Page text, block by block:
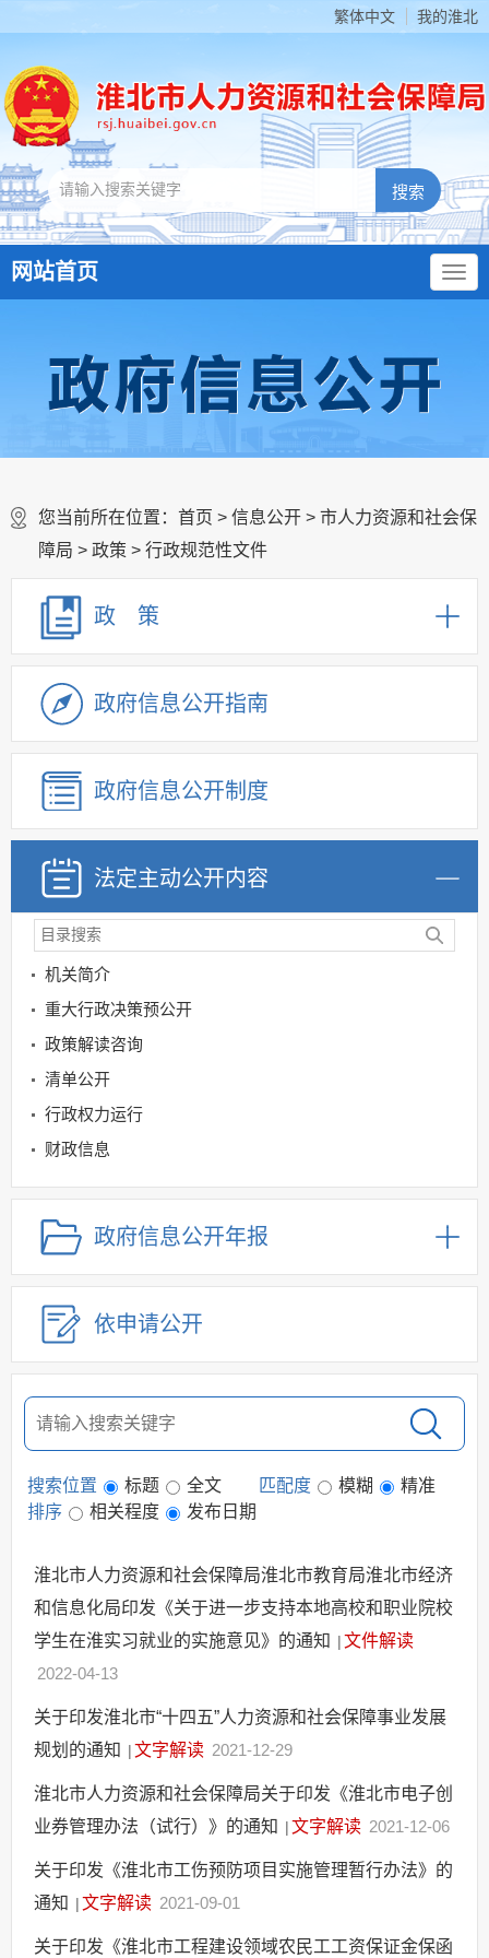
繁体中文 我的淮北
网站首页
您当前所在位置： 首页 > 信息公开 > 市人力资源和社会保
障局 > 政策 > 行政规范性文件
政 策
政府信息公开指南
政府信息公开制度
法定主动公开内容
机关简介
重大行政决策预公开
政策解读咨询
清单公开
行政权力运行
财政信息
就业创业领域
社会保险领域
根治欠薪
规划信息
建议提案办理
公务员及事业单位招录
应急管理
回应关切
其他法定信息
政府信息公开年报
依申请公开
搜索位置 标题 全文 匹配度 模糊
精准
排序
相关程度 发布日期
淮北市人力资源和社会保障局淮北市教育局淮北市经济
和信息化局印发《关于进一步支持本地高校和职业院校
学生在淮实习就业的实施意见》的通知 |文件解读
2022-04-13
关于印发淮北市“十四五”人力资源和社会保障事业发展
规划的通知 |文字解读 2021-12-29
淮北市人力资源和社会保障局关于印发《淮北市电子创
业券管理办法（试行）》的通知 |文字解读 2021-12-06
关于印发《淮北市工伤预防项目实施管理暂行办法》的
通知 |文字解读 2021-09-01
关于印发《淮北市工程建设领域农民工工资保证金保函